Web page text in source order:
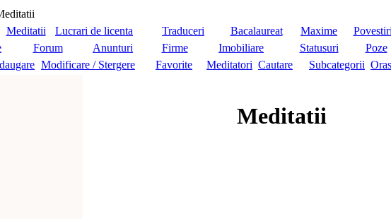
Meditatii Lucrari de licenta Traduceri Bacalaureat Maxime Povestiri
Forum Anunturi Firme Imobiliare Statusuri Poze
Modificare / Stergere Favorite Meditatori Cautare Subcategorii
Meditatii